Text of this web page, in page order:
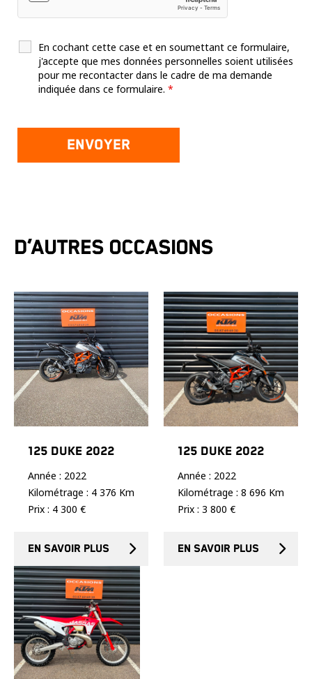
En cochant cette case et en soumettant ce formulaire,
j'accepte que mes données personnelles soient utilisées
pour me recontacter dans le cadre de ma demande
indiquée dans ce formulaire. *
D’autres occasions
125 DUKE 2022
Année : 2022
Kilométrage : 4 376 Km
Prix : 4 300 €
En savoir plus
125 DUKE 2022
Année : 2022
Kilométrage : 8 696 Km
Prix : 3 800 €
En savoir plus